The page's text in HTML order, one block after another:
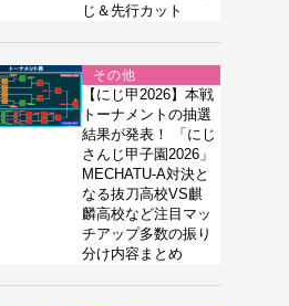
じ＆先行カット
その他
【にじ甲2026】本戦
トーナメントの抽選
結果が発表！ 「にじ
さんじ甲子園2026」
MECHATU-A対決と
なる抜刀高校VS麒
麟高校など注目マッ
チアップ多数の振り
分け内容まとめ